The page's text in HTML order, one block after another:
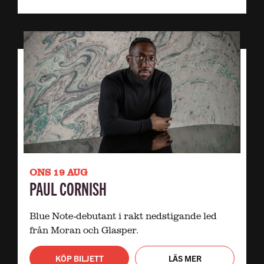
ONS 19 AUG
PAUL CORNISH
Blue Note-debutant i rakt nedstigande led
från Moran och Glasper.
KÖP BILJETT LÄS MER